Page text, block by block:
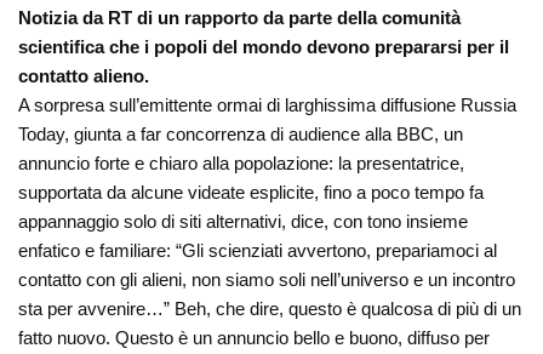
Notizia da RT di un rapporto da parte della comunità
scientifica che i popoli del mondo devono prepararsi per il
contatto alieno.
A sorpresa sull’emittente ormai di larghissima diffusione Russia
Today, giunta a far concorrenza di audience alla BBC, un
annuncio forte e chiaro alla popolazione: la presentatrice,
supportata da alcune videate esplicite, fino a poco tempo fa
appannaggio solo di siti alternativi, dice, con tono insieme
enfatico e familiare: “Gli scienziati avvertono, prepariamoci al
contatto con gli alieni, non siamo soli nell’universo e un incontro
sta per avvenire…” Beh, che dire, questo è qualcosa di più di un
fatto nuovo. Questo è un annuncio bello e buono, diffuso per